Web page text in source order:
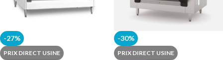
-27%
PRIX DIRECT USINE
-30%
PRIX DIRECT USINE